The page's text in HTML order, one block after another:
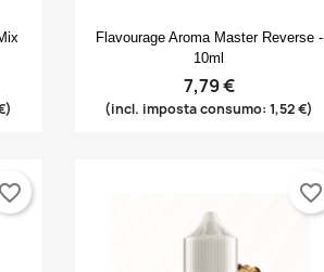
Anteprima
Flavourage Aroma Master Reverse -
10ml
7,79 €
(incl. imposta consumo: 1,52 €)
favorite_border